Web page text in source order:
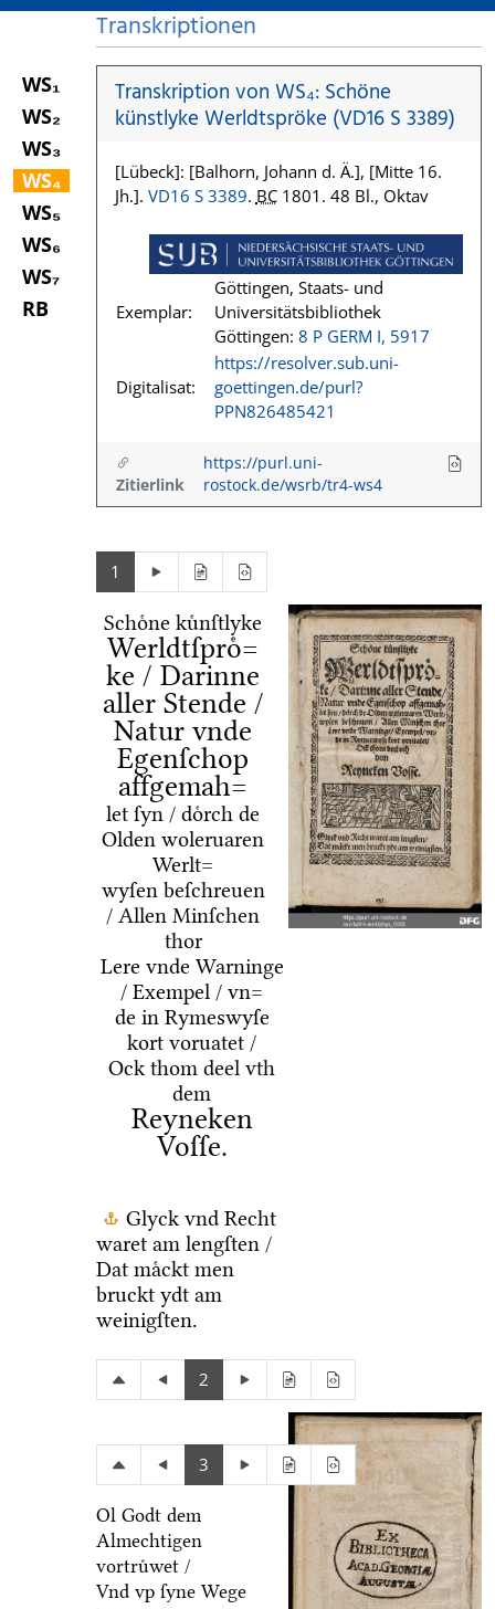
WS₁
WS₂
WS₃
WS₄
WS₅
WS₆
WS₇
RB
Transkriptionen
Transkription von WS₄: Schöne
künstlyke Werldtspröke (VD16 S 3389)
[Lübeck]: [Balhorn, Johann d. Ä.], [Mitte 16.
Jh.]. VD16 S 3389. BC1801. 48 Bl., Oktav
Exemplar:
Göttingen, Staats- und
Universitätsbibliothek
Göttingen: 8 P GERM I, 5917
Digitalisat:
https://resolver.sub.uni-
goettingen.de/purl?
PPN826485421
Zitierlink
https://purl.uni-
rostock.de/wsrb/tr4-ws4
1
Schoͤne kuͤnſtlyke
Werldtſproͤ=
ke / Darinne
aller Stende /
Natur vnde
Egenſchop
affgemah=
let ſyn / doͤrch de
Olden woleruaren
Werlt=
wyſen beſchreuen
/ Allen Minſchen
thor
Lere vnde Warninge
/ Exempel / vn=
de in Rymeswyſe
kort voruatet /
Ock thom deel vth
dem
Reyneken
Voſſe.
Glyck vnd Recht
waret am lengſten /
Dat maͤckt men
bruckt ydt am
weinigſten.
2
3
Ol Godt dem
Almechtigen
vortruͤwet /
Vnd vp ſyne Wege